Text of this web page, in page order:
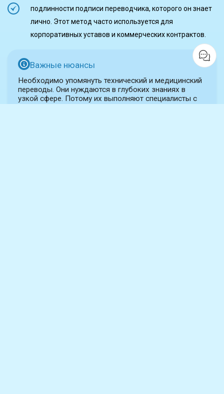
подлинности подписи переводчика, которого он знает
лично. Этот метод часто используется для
корпоративных уставов и коммерческих контрактов.
Важные нюансы
Необходимо упомянуть технический и медицинский
переводы. Они нуждаются в глубоких знаниях в
узкой сфере. Потому их выполняют специалисты с